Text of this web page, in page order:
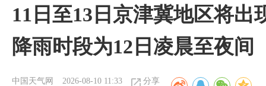
11日至13日京津冀地区将出
降雨时段为12日凌晨至夜间
中国天气网 2026-08-10 11:33 分享